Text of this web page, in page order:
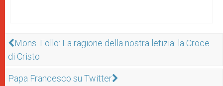
Mons. Follo: La ragione della nostra letizia: la Croce
di Cristo
Papa Francesco su Twitter